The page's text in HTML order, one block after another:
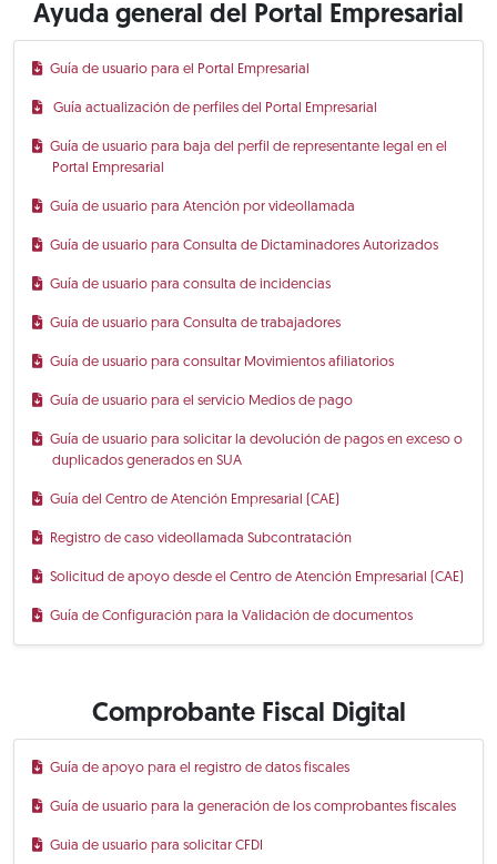
Ayuda general del Portal Empresarial
Guía de usuario para el Portal Empresarial
Guía actualización de perfiles del Portal Empresarial
Guía de usuario para baja del perfil de representante legal en el
Portal Empresarial
Guía de usuario para Atención por videollamada
Guía de usuario para Consulta de Dictaminadores Autorizados
Guía de usuario para consulta de incidencias
Guía de usuario para Consulta de trabajadores
Guía de usuario para consultar Movimientos afiliatorios
Guía de usuario para el servicio Medios de pago
Guía de usuario para solicitar la devolución de pagos en exceso o
duplicados generados en SUA
Guía del Centro de Atención Empresarial (CAE)
Registro de caso videollamada Subcontratación
Solicitud de apoyo desde el Centro de Atención Empresarial (CAE)
Guía de Configuración para la Validación de documentos
Comprobante Fiscal Digital
Guía de apoyo para el registro de datos fiscales
Guía de usuario para la generación de los comprobantes fiscales
Guia de usuario para solicitar CFDI